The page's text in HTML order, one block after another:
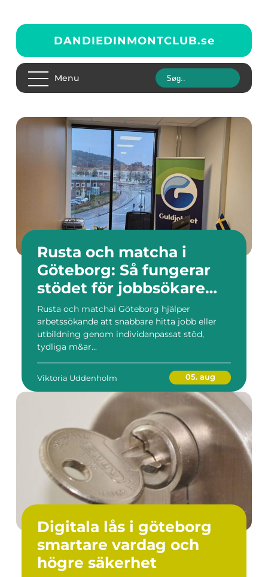
DANDIEDINMONTCLUB.se
Menu
Rusta och matcha i
Göteborg: Så fungerar
stödet för jobbsökare
och arbetsgivare
Rusta och matchai Göteborg hjälper
arbetssökande att snabbare hitta jobb eller
utbildning genom individanpassat stöd,
tydliga m&ar...
Viktoria Uddenholm 05. aug
Digitala lås i göteborg
smartare vardag och
högre säkerhet